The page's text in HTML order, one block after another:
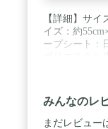
【詳細】サイ
イズ：約
ープシート：
レーム：ガラ
る鋼管 / 【防
水加工を施し
プ本体もしっ
ら､結構な雨
みんなのレ
まだレビュー